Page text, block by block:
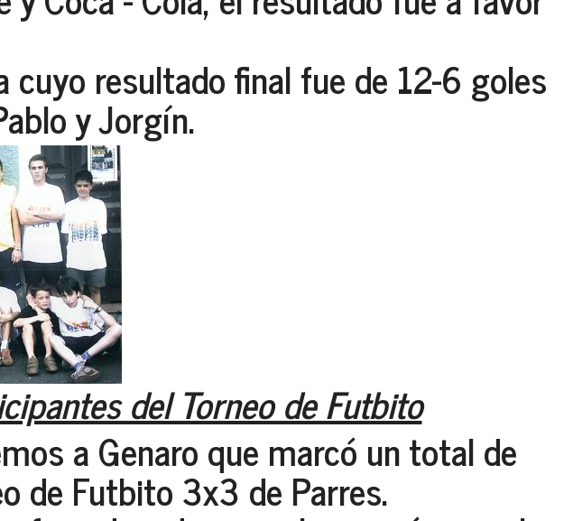
cuyo resultado final fue de 12-6 goles
y Jorgín.
del Torneo de Futbito
aGenaroque marcó un total de
de Futbito 3x3 de Parres.